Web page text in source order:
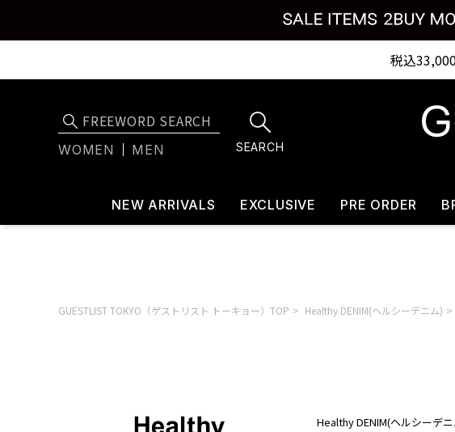
税込
WOMEN MEN SEARCH
NEW ARRIVALS EXCLUSIVE PRE ORDER
GUESTLIST TOKYO（ゲストリスト トーキョー）TOP Healthy DENIM(ヘルシーデニム)
Healthy DENIM(ヘルシーデ